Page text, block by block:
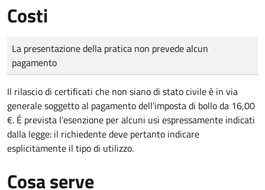
Costi
Tipo di pagamento
Importo
La presentazione della pratica non prevede alcun
pagamento
Il rilascio di certificati che non siano di stato civile è in via
generale soggetto al pagamento dell'imposta di bollo da 16,00
€. É prevista l'esenzione per alcuni usi espressamente indicati
dalla legge: il richiedente deve pertanto indicare
esplicitamente il tipo di utilizzo.
Cosa serve